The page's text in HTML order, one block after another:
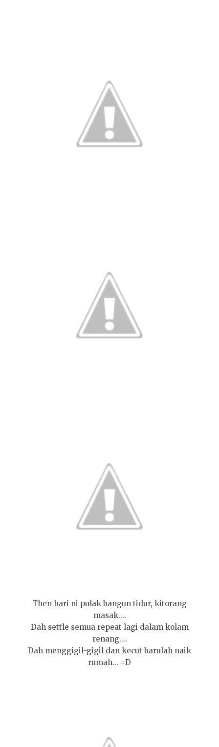
Then hari ni pulak bangun tidur, kitorang
masak....
Dah settle semua repeat lagi dalam kolam
renang....
Dah menggigil-gigil dan kecut barulah naik
rumah... =D